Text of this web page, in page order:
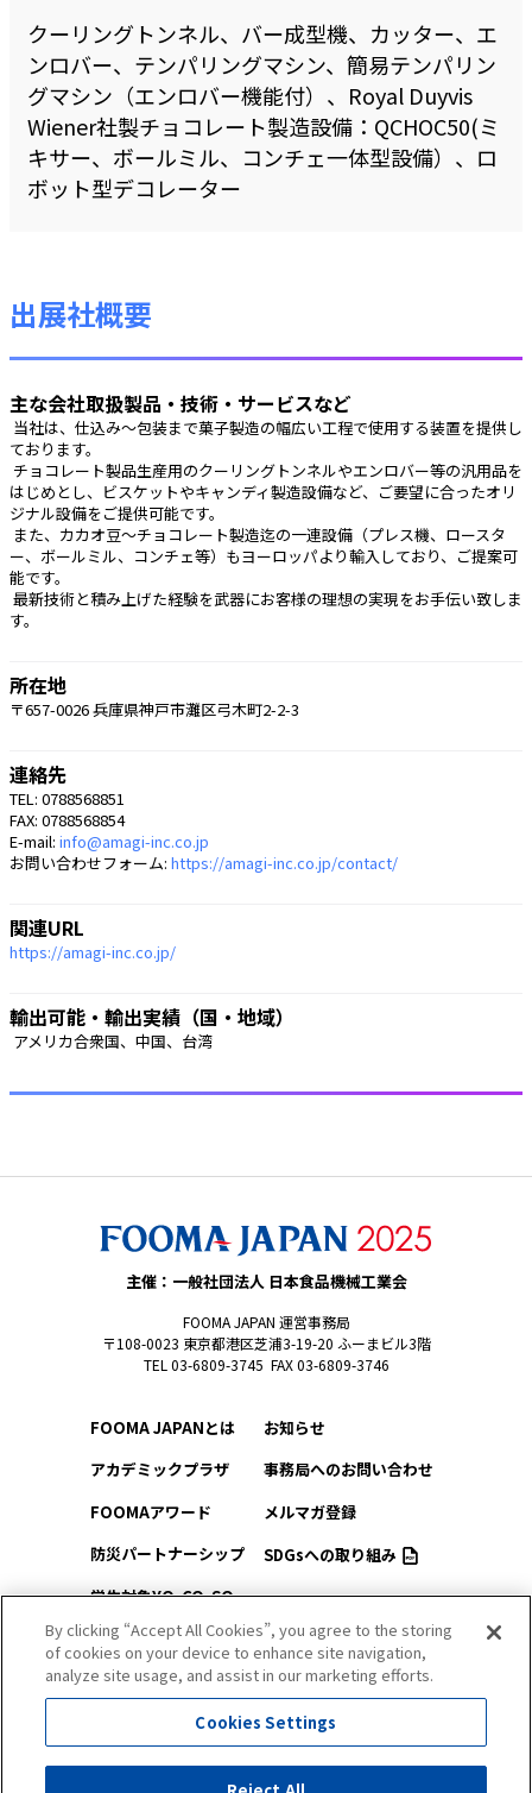
クーリングトンネル、バー成型機、カッター、エ
ンロバー、テンパリングマシン、簡易テンパリン
グマシン（エンロバー機能付）、Royal Duyvis
Wiener社製チョコレート製造設備：QCHOC50(ミ
キサー、ボールミル、コンチェ一体型設備）、ロ
ボット型デコレーター
出展社概要
主な会社取扱製品・技術・サービスなど
ております。
はじめとし、ビスケットやキャンディ製造設備など、ご要望に合ったオリ
ジナル設備をご提供可能です。
ー、ボールミル、コンチェ等）もヨーロッパより輸入しており、ご提案可
能です。
す。
所在地
〒657-0026 兵庫県神戸市灘区弓木町2-2-3
連絡先
TEL: 0788568851
FAX: 0788568854
E-mail: info@amagi-inc.co.jp
お問い合わせフォーム: https://amagi-inc.co.jp/contact/
関連URL
https://amagi-inc.co.jp/
輸出可能・輸出実績（国・地域）
アメリカ合衆国、中国、台湾
主催：一般社団法人 日本食品機械工業会
FOOMA JAPAN 運営事務局
〒108-0023 東京都港区芝浦3-19-20 ふーまビル3階
TEL 03-6809-3745 FAX 03-6809-3746
FOOMA JAPANとは
アカデミックプラザ
FOOMAアワード
防災パートナーシップ
学生対象YO-CO-SO
（ようこそ）FOOMA
会場アクセス
会場マップ
出展社情報
お知らせ
事務局へのお問い合わせ
メルマガ登録
SDGsへの取り組み
プライバシーポリシー
サイトマップ
By clicking “Accept All Cookies”, you agree to the storing
of cookies on your device to enhance site navigation,
analyze site usage, and assist in our marketing efforts.
Cookies Settings